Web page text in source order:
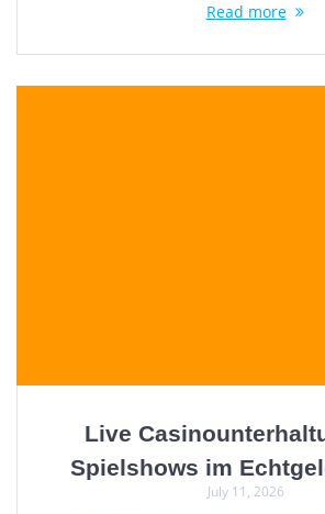
Read more
Live
Spielshows im
July 11, 2026